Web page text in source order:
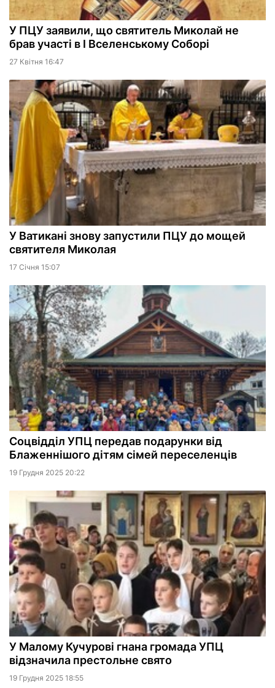
У ПЦУ заявили, що святитель Миколай не
брав участі в I Вселенському Соборі
27 Квiтня 16:47
У Ватикані знову запустили ПЦУ до мощей
святителя Миколая
17 Сiчня 15:07
Соцвідділ УПЦ передав подарунки від
Блаженнішого дітям сімей переселенців
19 Грудня 2025 20:22
У Малому Кучурові гнана громада УПЦ
відзначила престольне свято
19 Грудня 2025 18:55